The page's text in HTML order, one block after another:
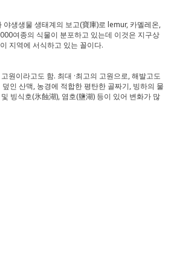
생생물 생태계의 보고(寶庫)로 lemur, 카멜레온,
여종의 식물이 분포하고 있는데 이것은 지구상
지역에 서식하고 있는 꼴이다.
원이라고도 함. 최대 ·최고의 고원으로, 해발고도
인 산맥, 농경에 적합한 평탄한 골짜기, 빙하의 물
빙식호(氷蝕湖), 염호(鹽湖) 등이 있어 변화가 많